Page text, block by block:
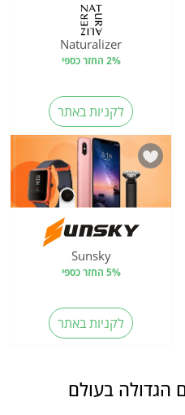
Naturalizer
2% החזר כספי
לקניות באתר
Sunsky
5% החזר כספי
לקניות באתר